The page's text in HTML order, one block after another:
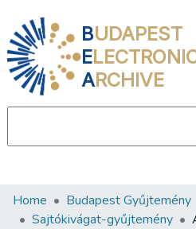
BUDAPEST
E
ARCHIVE
Communities & Collections
Home Budapest Gyűjtemény
Sajtókivágat-gyűjtemény